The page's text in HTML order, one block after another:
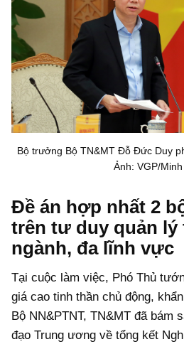
Bộ trưởng Bộ TN&MT Đỗ Đức Duy
Ảnh: VGP/
Đề án hợp nhất 2
trên tư duy quản lý
ngành, đa lĩnh vực
Tại cuộc làm việc, Phó Thủ
giá cao tinh thần chủ động,
Bộ NN&PTNT, TN&MT đã bám
đạo Trung ương về tổng kết